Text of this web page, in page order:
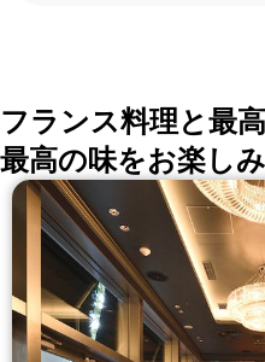
フランス料理と最
最高の味をお楽し